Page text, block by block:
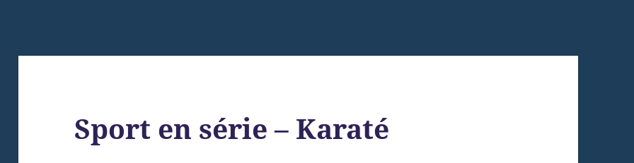
Sport en série – Karaté